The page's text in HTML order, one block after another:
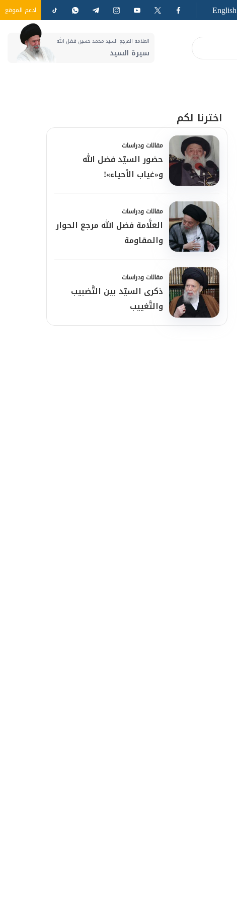
English ادعم الموقع
العلامة المرجع السيد محمد حسين فضل الله
سيرة السيد
اخترنا لكم
مقالات ودراسات
حضور السيّد فضل الله
و«غياب الأحياء»!
مقالات ودراسات
العلَّامة فضل الله مرجع الحوار
والمقاومة
مقالات ودراسات
ذكرى السيّد بين التَّضبيب
والتَّغييب